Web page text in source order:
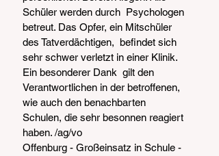
Schüler werden durch  Psychologen
betreut. Das Opfer, ein Mitschüler
des Tatverdächtigen,  befindet sich
sehr schwer verletzt in einer Klinik.
Ein besonderer Dank  gilt den
Verantwortlichen in der betroffenen,
wie auch den benachbarten
Schulen, die sehr besonnen reagiert
haben. /ag/vo
Offenburg - Großeinsatz in Schule -